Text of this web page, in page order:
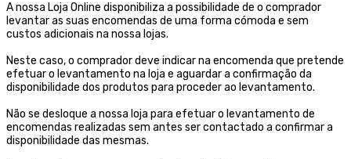
A nossa Loja Online disponibiliza a possibilidade de o comprador
levantar as suas encomendas de uma forma cómoda e sem
custos adicionais na nossa lojas.
Neste caso, o comprador deve indicar na encomenda que pretende
efetuar o levantamento na loja e aguardar a confirmação da
disponibilidade dos produtos para proceder ao levantamento.
Não se desloque a nossa loja para efetuar o levantamento de
encomendas realizadas sem antes ser contactado a confirmar a
disponibilidade das mesmas.